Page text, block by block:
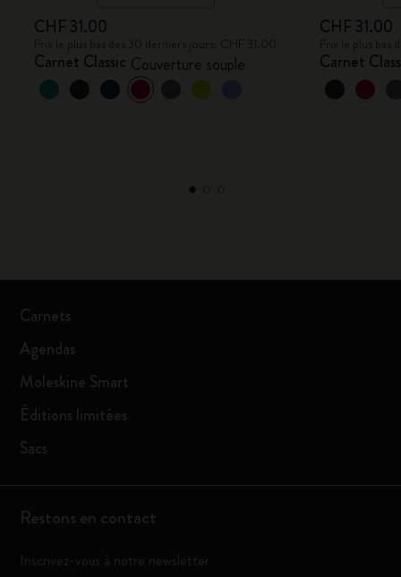
CHF 31.00
Carnet Classic Couverture souple
CHF 31.00
Carnet
Carnets
Agendas
Moleskine Smart
Éditions limitées
Sacs
Restons en contact
Inscrivez-vous à notre newsletter